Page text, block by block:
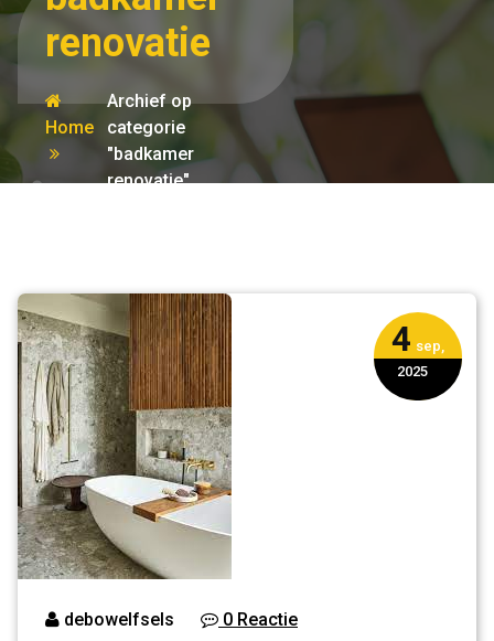
renovatie
Home
Archief op
categorie
"badkamer
renovatie"
4 sep,
2025
debowelfsels 0 Reactie